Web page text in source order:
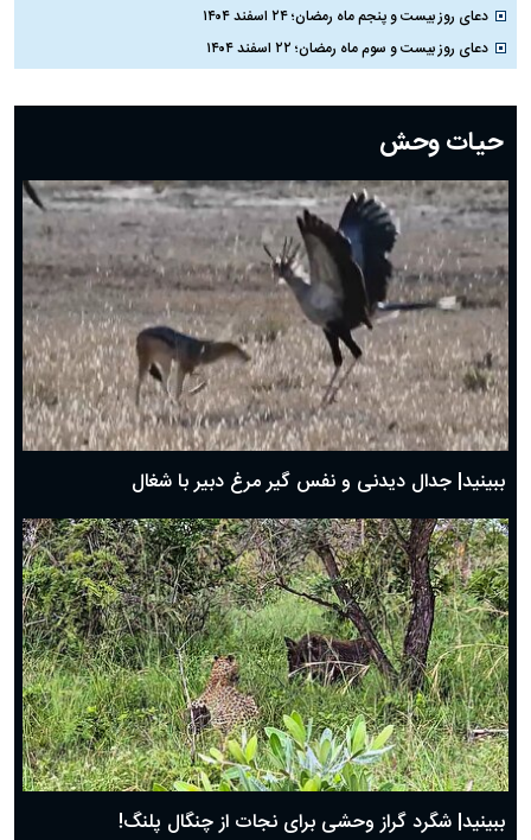
دعای روز بیست و پنجم ماه رمضان؛ ۲۴ اسفند ۱۴۰۴
دعای روز بیست و سوم ماه رمضان؛ ۲۲ اسفند ۱۴۰۴
دعای روز بیستم ماه رمضان؛ ۱۹ اسفند ۱۴۰۴
دعای روز هشتم ماه مبارک رمضان؛ ۷ اسفند ماه ۱۴۰۴
دعای روز هفتم ماه رمضان؛ ۶ اسفند ۱۴۰۴
دعای روز ششم ماه رمضان؛ ۵ اسفند ۱۴۰۴
دعای روز پنجم ماه رمضان؛ ۴ اسفند ۱۴۰۴
دعای روز چهارم ماه مبارک رمضان؛ ۳ اسفند ۱۴۰۴
دعای روز سوم ماه مبارک رمضان؛ ۱۴ اسفند ۱۴۰۴
دعای روز دوم ماه مبارک رمضان ۱ اسفند ماه ۱۴۰۴
دعای روز اول ماه مبارک رمضان، ۳۰ بهمن ۱۴۰۴
حضرت زینب(س) چگونه از دنیا رفت؟
بهترین پیامک تبریک روز پدر ۱۴۰۴؛ جملات زیبا و صمیمانه
حیات وحش
ببینید| جدال دیدنی و نفس گیر مرغ دبیر با شغال
ببینید| شگرد گراز وحشی برای نجات از چنگال پلنگ!